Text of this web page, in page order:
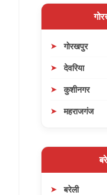
गोरखपुर
देवरिया
कुशीनगर
महराजगंज
बरेली